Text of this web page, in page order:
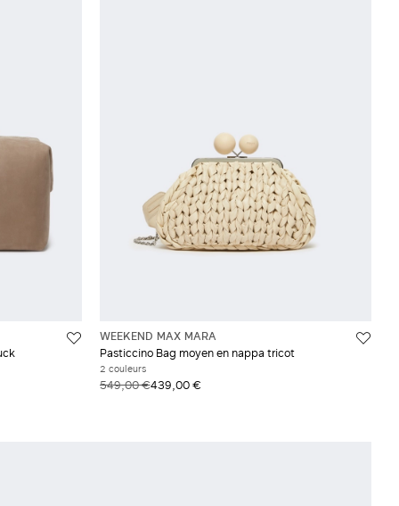
WEEKEND MAX MARA
Pasticcino Bag moyen en nappa tricot
2 couleurs
549,00 €439,00 €